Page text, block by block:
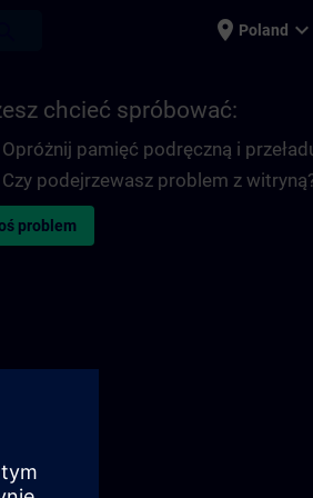
place Poland expand_more
chcieć spróbować:
Opróżnij pamięć podręczną i
Czy podejrzewasz problem z
problem